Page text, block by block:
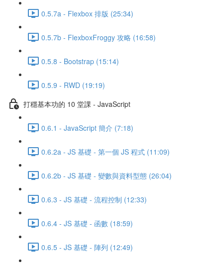
0.5.7a - Flexbox 排版 (25:34)
0.5.7b - FlexboxFroggy 攻略 (16:58)
0.5.8 - Bootstrap (15:14)
0.5.9 - RWD (19:19)
打穩基本功的 10 堂課 - JavaScript
0.6.1 - JavaScript 簡介 (7:18)
0.6.2a - JS 基礎 - 第一個 JS 程式 (11:09)
0.6.2b - JS 基礎 - 變數與資料型態 (26:04)
0.6.3 - JS 基礎 - 流程控制 (12:33)
0.6.4 - JS 基礎 - 函數 (18:59)
0.6.5 - JS 基礎 - 陣列 (12:49)